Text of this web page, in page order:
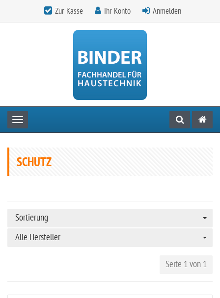
Zur Kasse Ihr Konto Anmelden
Toggle navigation
SCHUTZ
Sortierung
Alle Hersteller
Seite 1 von 1